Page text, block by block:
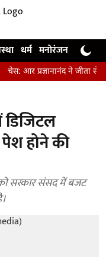
धर्म मनोरंजन खेल
प्रज्ञानानंद ने जीता सेंट लुइस
होने की
सरकार संसद में बजट